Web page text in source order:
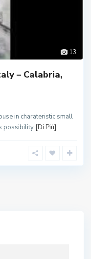
13
– Calabria,
in charateristic small
possibility [Di Più]